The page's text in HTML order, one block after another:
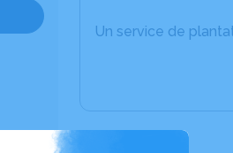
Un service de